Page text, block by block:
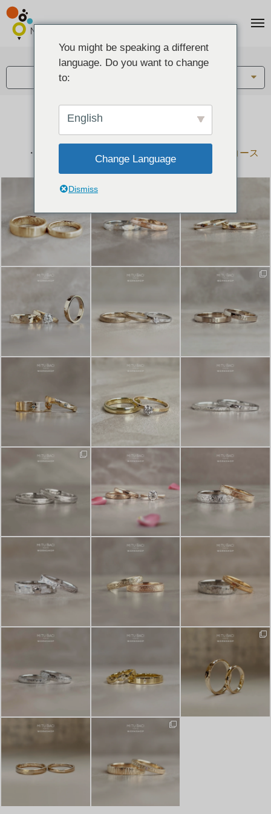
結婚指輪とペアリングのデザイン集
下記コースで手作りされた作品をご紹介します
手作り結婚指輪コース
手作りペアリングコース
You might be speaking a different
language. Do you want to change
to:
English
Change Language
Dismiss